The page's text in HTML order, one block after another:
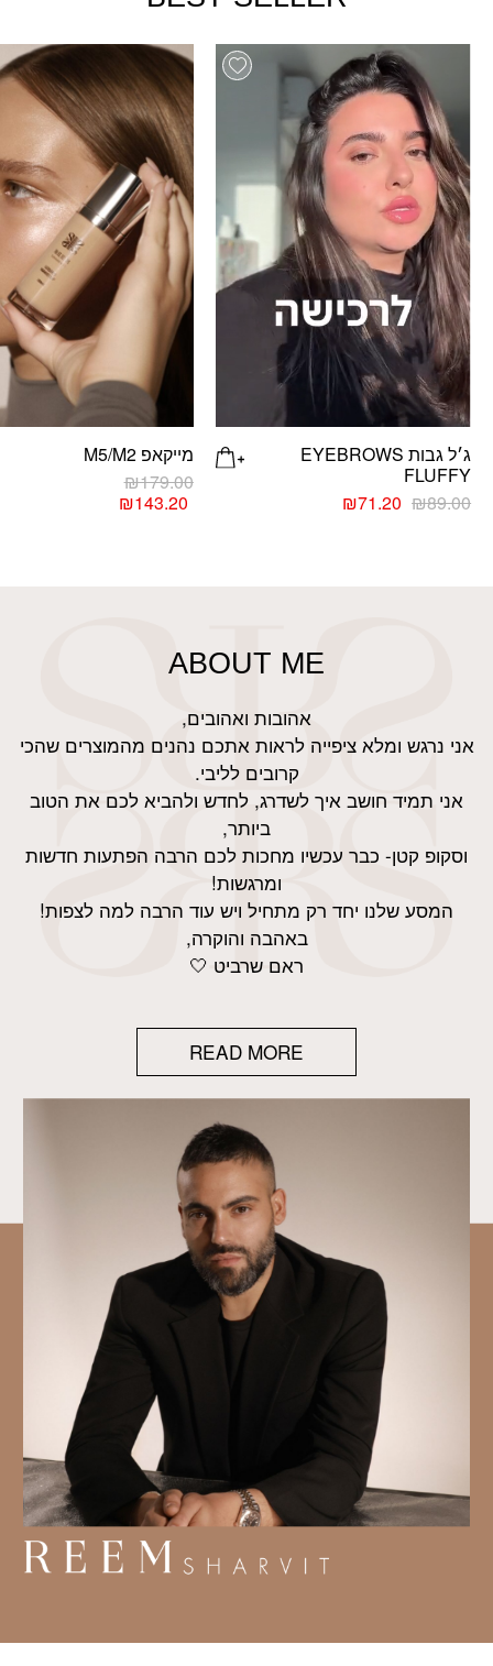
Add wishlist
ג׳ל גבות EYEBROWS
FLUFFY
₪89.00
₪71.20
מייקאפ M5/M2
₪179.00
₪143.20
ניתן
את
האפשרויות
בעמוד
ABOUT ME
אהובות ואהובים,
אני נרגש ומלא ציפייה לראות אתכם נהנים מהמוצרים שהכי
קרובים לליבי.
אני תמיד חושב איך לשדרג, לחדש ולהביא לכם את הטוב
ביותר,
וסקופ קטן- כבר עכשיו מחכות לכם הרבה הפתעות חדשות
ומרגשות!
המסע שלנו יחד רק מתחיל ויש עוד הרבה למה לצפות!
באהבה והוקרה,
ראם שרביט 🤍
READ MORE